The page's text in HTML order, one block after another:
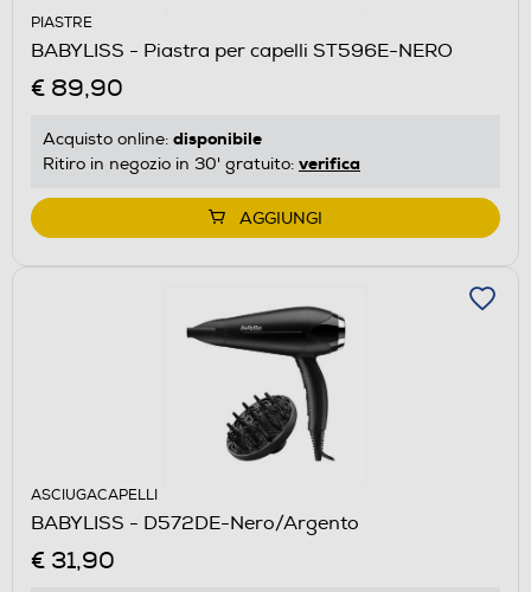
PIASTRE
BABYLISS - Piastra per capelli ST596E-NERO
€ 89,90
Acquisto online: disponibile
Ritiro in negozio in 30' gratuito: verifica
AGGIUNGI
ASCIUGACAPELLI
BABYLISS - D572DE-Nero/Argento
€ 31,90